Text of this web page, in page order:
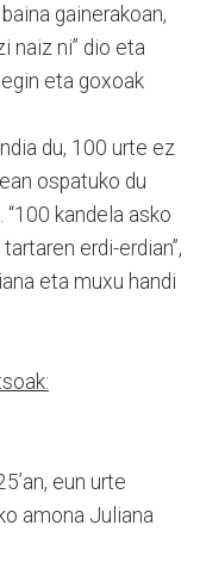
gainerakoan,
naiz ni” dio eta
eta goxoak
du, 100 urte ez
ospatuko du
kandela asko
erdi-erdian”,
eta muxu handi
eun urte
amona Juliana